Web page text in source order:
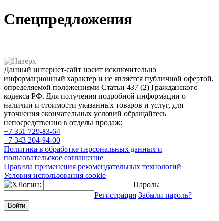
Спецпредложения
Данный интернет-сайт носит исключительно
информационный характер и не является публичной офертой,
определяемой положениями Статьи 437 (2) Гражданского
кодекса РФ. Для получения подробной информации о
наличии и стоимости указанных товаров и услуг, для
уточнения окончательных условий обращайтесь
непосредственно в отделы продаж:
+7 351 729-83-64
+7 343 204-94-00
Политика в обработке персональных данных и
пользовательское соглашение
Правила применения рекомендательных технологий
Условия использования cookie
Логин:
Пароль:
Регистрация Забыли пароль?